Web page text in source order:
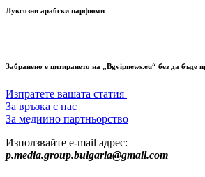
Луксозни арабски парфюми
Забранено е цитирането на „Bgvipnews.eu“ без да бъде
Изпратете вашата статия
За връзка с нас
За медиино партньорство
Използвайте e-mail адрес:
p.media.group.bulgaria@gmail.com